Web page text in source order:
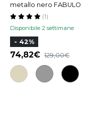
metallo nero FABULO
Disponibile 2 settimane
(1)
- 42%
74,82 129,00